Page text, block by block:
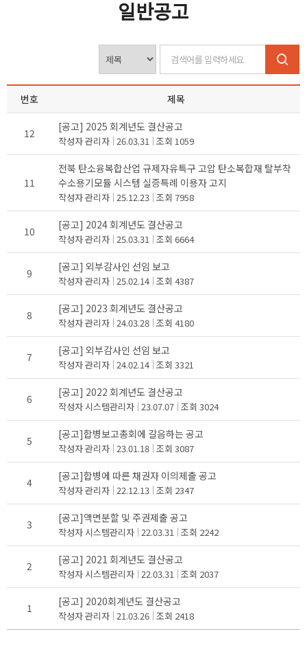
일반공고
번호 제목
12 [공고] 2025 회계년도 결산공고
작성자관리자 26.03.31 조회 1059
11
전북 탄소융복합산업 규제자유특구 고압 탄소복합재 탈부착
수소용기모듈 시스템 실증특례 이용자 고지
작성자관리자 25.12.23 조회 7958
10 [공고] 2024 회계년도 결산공고
작성자관리자 25.03.31 조회 6664
9 [공고] 외부감사인 선임 보고
작성자관리자 25.02.14 조회 4387
8 [공고] 2023 회계년도 결산공고
작성자관리자 24.03.28 조회 4180
7 [공고] 외부감사인 선임 보고
작성자관리자 24.02.14 조회 3321
6 [공고] 2022 회계년도 결산공고
작성자 시스템관리자 23.07.07 조회 3024
5 [공고]합병보고총회에 갈음하는 공고
작성자관리자 23.01.18 조회 3087
4 [공고]합병에 따른 채권자 이의제출 공고
작성자관리자 22.12.13 조회 2347
3 [공고]액면분할 및 주권제출 공고
작성자 시스템관리자 22.03.31 조회 2242
2 [공고] 2021 회계년도 결산공고
작성자 시스템관리자 22.03.31 조회 2037
1 [공고] 2020회계년도 결산공고
작성자관리자 21.03.26 조회 2418